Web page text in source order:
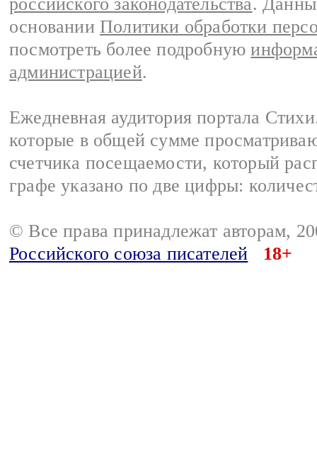
основании Политики обработки
посмотреть более подробную
администрацией.
Ежедневная аудитория портала
которые в общей сумме
счетчика посещаемости, который
графе указано по две цифры:
© Все права принадлежат авторам,
Российского союза писателей
18+